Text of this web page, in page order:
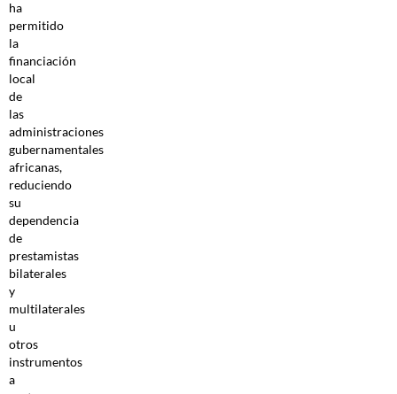
ha
permitido
la
financiación
local
de
las
administraciones
gubernamentales
africanas,
reduciendo
su
dependencia
de
prestamistas
bilaterales
y
multilaterales
u
otros
instrumentos
a